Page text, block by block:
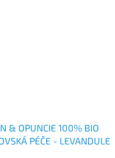
& OPUNCIE 100% BIO
PÉČE - LEVANDULE